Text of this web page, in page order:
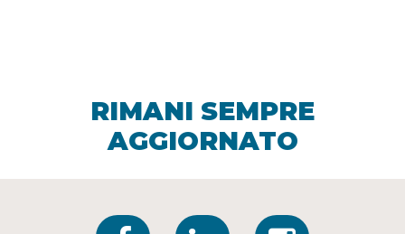
RIMANI SEMPRE
AGGIORNATO